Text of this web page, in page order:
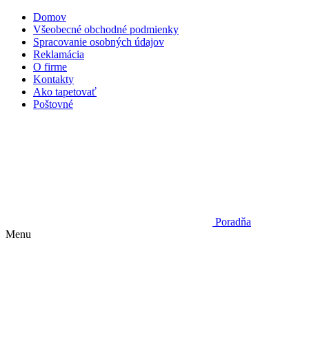
Domov
Všeobecné obchodné podmienky
Spracovanie osobných údajov
Reklamácia
O firme
Kontakty
Ako tapetovať
Poštovné
Poradňa
Menu